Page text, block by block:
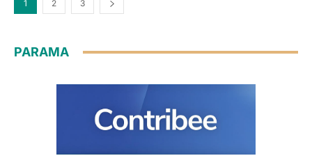
1 2 3
PARAMA